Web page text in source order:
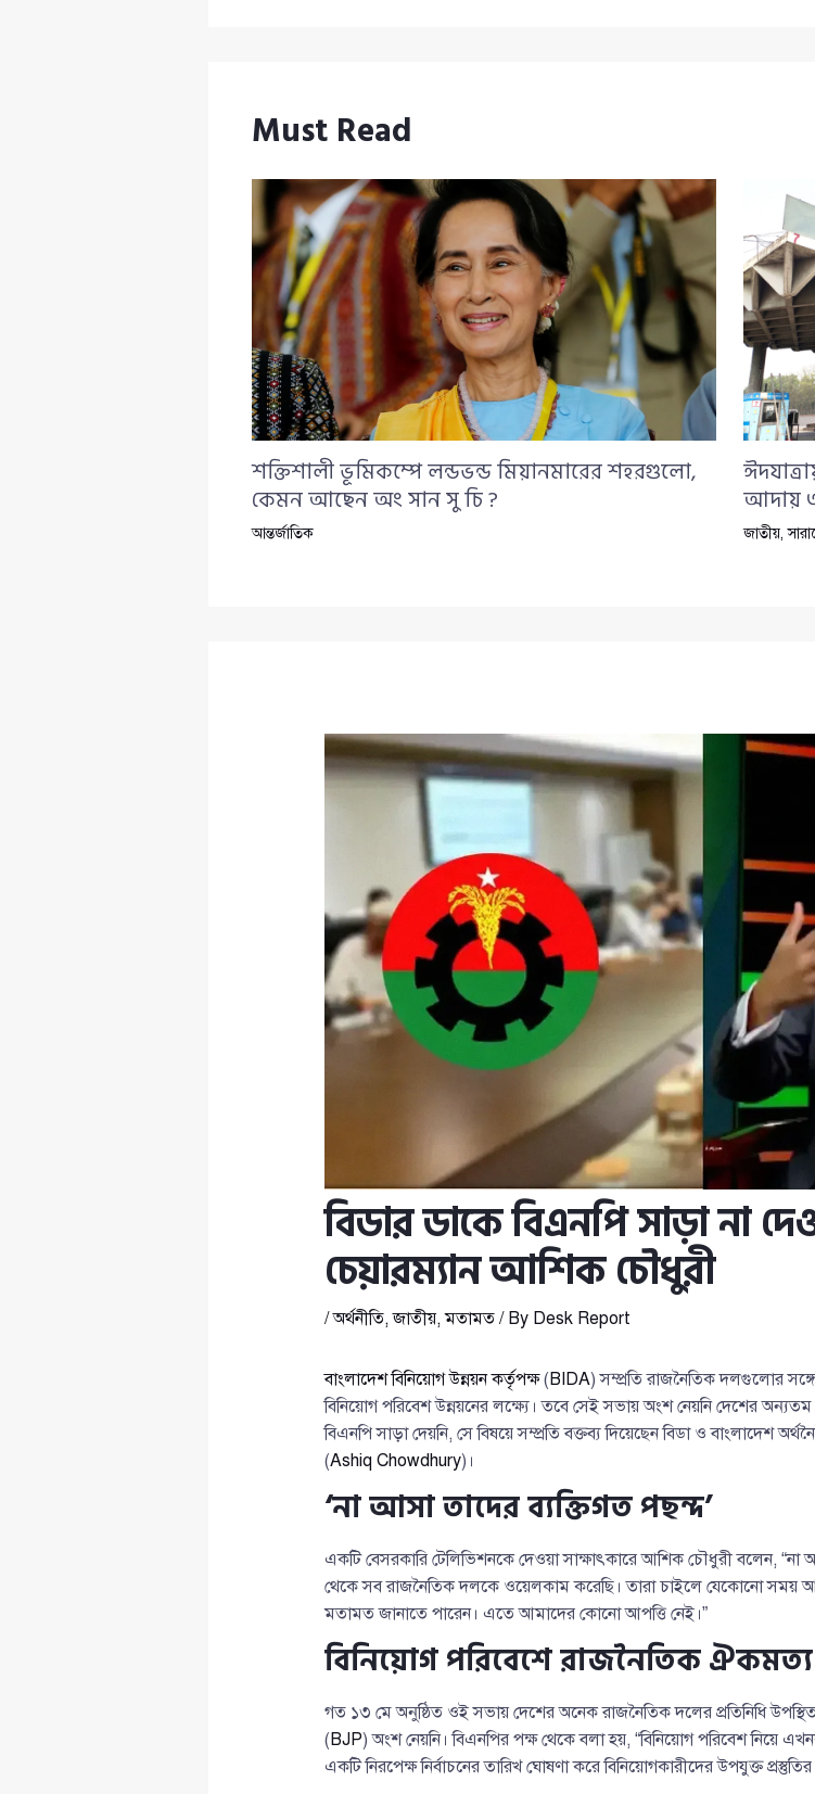
Must Read
শক্তিশালী ভূমিকম্পে লন্ডভন্ড মিয়ানমারের শহরগুলো,
কেমন আছেন অং সান সু চি ?
আন্তর্জাতিক
আদায়
জাতীয়,
বিডার ডাকে বিএনপি সাড়া না
চেয়ারম্যান আশিক চৌধুরী
/অর্থনীতি,জাতীয়,মতামত/ By Desk Report
বাংলাদেশ বিনিয়োগ উন্নয়ন কর্তৃপক্ষ(BIDA) সম্প্রতি রাজনৈতিক দলগুলোর
বিনিয়োগ পরিবেশ উন্নয়নের লক্ষ্যে। তবে সেই সভায় অংশ নেয়নি দেশের
বিএনপি সাড়া দেয়নি, সে বিষয়ে সম্প্রতি বক্তব্য দিয়েছেন বিডা ও বাংলাদেশ
(Ashiq Chowdhury)।
‘না আসা তাদের ব্যক্তিগত পছন্দ’
একটি বেসরকারি টেলিভিশনকে দেওয়া সাক্ষাৎকারে আশিক চৌধুরী বলেন, “না
থেকে সব রাজনৈতিক দলকে ওয়েলকাম করেছি। তারা চাইলে যেকোনো সময়
মতামত জানাতে পারেন। এতে আমাদের কোনো আপত্তি নেই।”
বিনিয়োগ পরিবেশে রাজনৈতিক
গত ১৩ মে অনুষ্ঠিত ওই সভায় দেশের অনেক রাজনৈতিক দলের প্রতিনিধি
(BJP) অংশ নেয়নি। বিএনপির পক্ষ থেকে বলা হয়, “বিনিয়োগ পরিবেশ নিয়ে
একটি নিরপেক্ষ নির্বাচনের তারিখ ঘোষণা করে বিনিয়োগকারীদের উপযুক্ত